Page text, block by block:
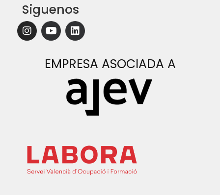
Siguenos
EMPRESA ASOCIADA A